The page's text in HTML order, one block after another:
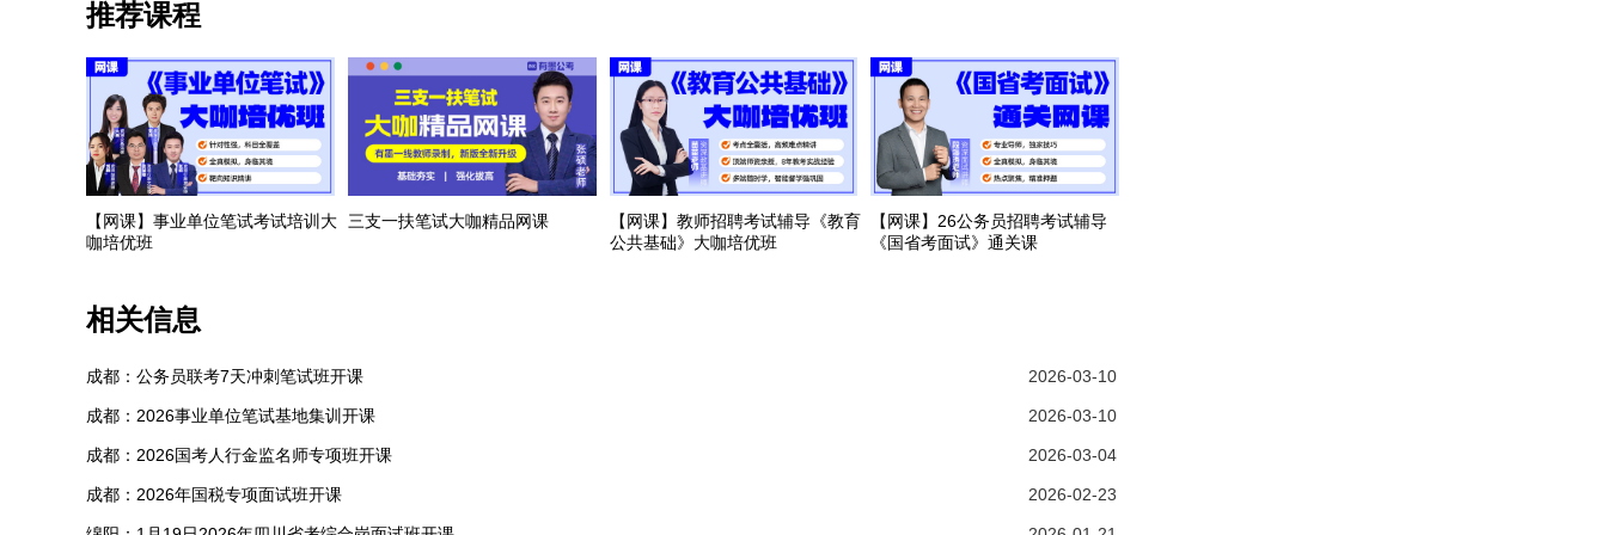
推荐课程
【网课】事业单位笔试考试培训大
咖培优班
三支一扶笔试大咖精品网课
【网课】教师招聘考试辅导《教育
公共基础》大咖培优班
【网课】26公务员招聘考试辅导
《国省考面试》通关课
相关信息
成都：公务员联考7天冲刺笔试班开课 2026-03-10
成都：2026事业单位笔试基地集训开课 2026-03-10
成都：2026国考人行金监名师专项班开课 2026-03-04
成都：2026年国税专项面试班开课 2026-02-23